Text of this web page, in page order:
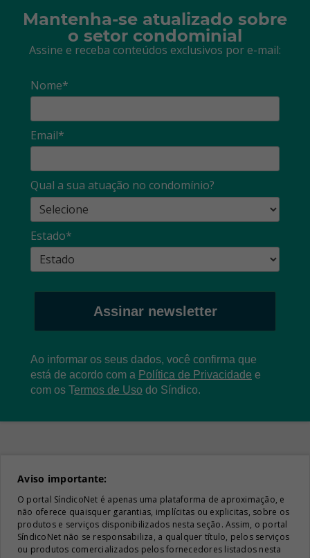
Mantenha-se atualizado sobre
o setor condominial
Assine e receba conteúdos exclusivos por e-mail:
Nome*
Email*
Qual a sua atuação no condomínio?
Estado*
Assinar newsletter
Ao informar os seus dados, você confirma que
está de acordo com a Política de Privacidade e
com os Termos de Uso do Síndico.
Aviso importante:
O portal SíndicoNet é apenas uma plataforma de aproximação, e
não oferece quaisquer garantias, implícitas ou explicitas, sobre os
produtos e serviços disponibilizados nesta seção. Assim, o portal
SíndicoNet não se responsabiliza, a qualquer título, pelos serviços
ou produtos comercializados pelos fornecedores listados nesta